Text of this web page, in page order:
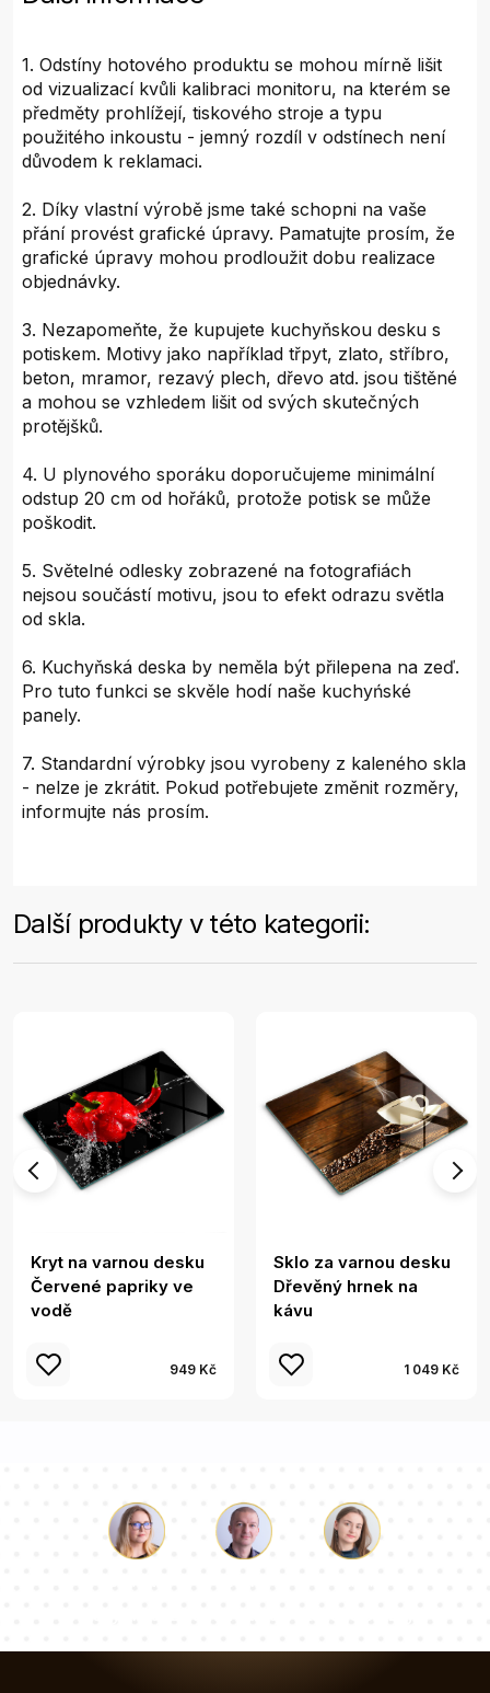
1. Odstíny hotového produktu se mohou mírně lišit
od vizualizací kvůli kalibraci monitoru, na kterém se
předměty prohlížejí, tiskového stroje a typu
použitého inkoustu - jemný rozdíl v odstínech není
důvodem k reklamaci.
2. Díky vlastní výrobě jsme také schopni na vaše
přání provést grafické úpravy. Pamatujte prosím, že
grafické úpravy mohou prodloužit dobu realizace
objednávky.
3. Nezapomeňte, že kupujete kuchyňskou desku s
potiskem. Motivy jako například třpyt, zlato, stříbro,
beton, mramor, rezavý plech, dřevo atd. jsou tištěné
a mohou se vzhledem lišit od svých skutečných
protějšků.
4. U plynového sporáku doporučujeme minimální
odstup 20 cm od hořáků, protože potisk se může
poškodit.
5. Světelné odlesky zobrazené na fotografiách
nejsou součástí motivu, jsou to efekt odrazu světla
od skla.
6. Kuchyňská deska by neměla být přilepena na zeď.
Pro tuto funkci se skvěle hodí naše kuchyńské
panely.
7. Standardní výrobky jsou vyrobeny z kaleného skla
- nelze je zkrátit. Pokud potřebujete změnit rozměry,
informujte nás prosím.
Další produkty v této kategorii:
Kryt na varnou desku
Červené papriky ve
vodě
949 Kč
Sklo za varnou desku
Dřevěný hrnek na
kávu
1 049 Kč